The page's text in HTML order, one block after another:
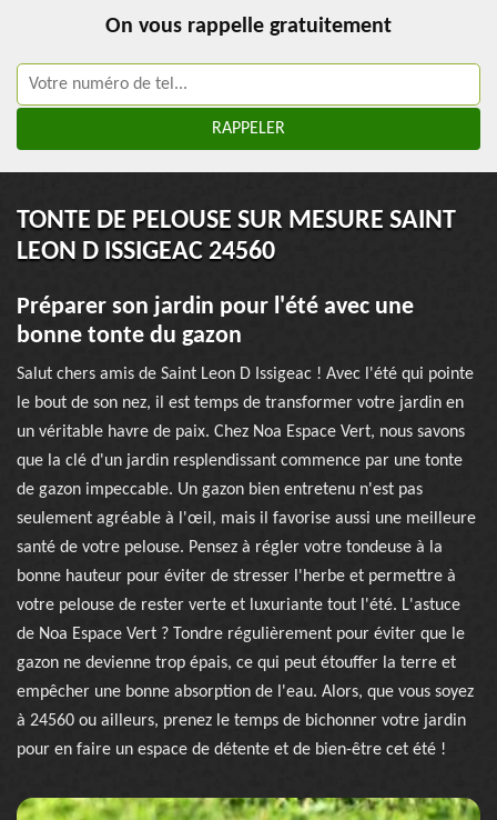
On vous rappelle gratuitement
TONTE DE PELOUSE SUR MESURE SAINT
LEON D ISSIGEAC 24560
Préparer son jardin pour l'été avec une
bonne tonte du gazon
Salut chers amis de Saint Leon D Issigeac ! Avec l'été qui pointe
le bout de son nez, il est temps de transformer votre jardin en
un véritable havre de paix. Chez Noa Espace Vert, nous savons
que la clé d'un jardin resplendissant commence par une tonte
de gazon impeccable. Un gazon bien entretenu n'est pas
seulement agréable à l'œil, mais il favorise aussi une meilleure
santé de votre pelouse. Pensez à régler votre tondeuse à la
bonne hauteur pour éviter de stresser l'herbe et permettre à
votre pelouse de rester verte et luxuriante tout l'été. L'astuce
de Noa Espace Vert ? Tondre régulièrement pour éviter que le
gazon ne devienne trop épais, ce qui peut étouffer la terre et
empêcher une bonne absorption de l'eau. Alors, que vous soyez
à 24560 ou ailleurs, prenez le temps de bichonner votre jardin
pour en faire un espace de détente et de bien-être cet été !